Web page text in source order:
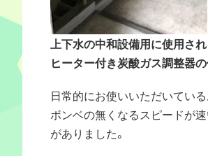
上下水の中和設備用に使用さ
ヒーター付き炭酸ガス調整器
日常的にお使いいただいてい
ボンベの無くなるスピードが
がありました。